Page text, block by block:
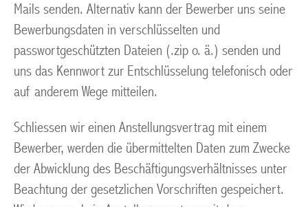
Mails senden. Alternativ kann der Bewerber uns seine
Bewerbungsdaten in verschlüsselten und
passwortgeschützten Dateien (.zip o. ä.) senden und
uns das Kennwort zur Entschlüsselung telefonisch oder
auf anderem Wege mitteilen.
Schliessen wir einen Anstellungsvertrag mit einem
Bewerber, werden die übermittelten Daten zum Zwecke
der Abwicklung des Beschäftigungsverhältnisses unter
Beachtung der gesetzlichen Vorschriften gespeichert.